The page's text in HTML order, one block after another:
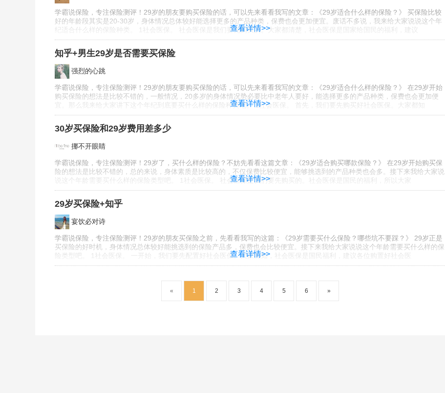
查看详情>>
学霸说保险，专注保险测评！29岁的朋友要购买保险的话，可以先来看看我写的文章：《29岁适合什么样的保险？》 买保险比较
好的年龄段其实是20-30岁，身体情况总体较好能选择更多的产品种类，保费也会更加便宜。废话不多说，我来给大家说说这个年
纪适合什么样的保险种类。 1社会医保。 社会医保是我们要先购买的。大家都清楚，社会医保是国家给国民的福利，建议
知乎+男生29岁是否需要买保险
强烈的心跳
查看详情>>
学霸说保险，专注保险测评！29岁的朋友要购买保险的话，可以先来看看我写的文章：《29岁适合什么样的保险？》 在29岁开始
购买保险的想法是比较不错的，一般情况，20多岁的身体情况势必要比中老年人要好，能选择更多的产品种类，保费也会更加便
宜。那么我来给大家讲下这个年纪到底要买什么样的保险种类吧。 1社会医保。 首先，我们要先购买好社会医保。大家都知
30岁买保险和29岁费用差多少
挪不开眼睛
查看详情>>
学霸说保险，专注保险测评！29岁了，买什么样的保险？不妨先看看这篇文章：《29岁适合购买哪款保险？》 在29岁开始购买保
险的想法是比较不错的，总的来说，身体素质是比较高的，不仅保费比较便宜，能够挑选到的产品种类也会多。接下来我给大家说
说这个年龄需要买什么样的保险类型吧。 1社会医保。 社会医保是我们要先购买的。社会医保是国民的福利，所以大家
29岁买保险+知乎
宴饮必对诗
查看详情>>
学霸说保险，专注保险测评！29岁的朋友买保险之前，先看看我写的这篇：《29岁需要买什么保险？哪些坑不要踩？》 29岁正是
买保险的好时机，身体情况总体较好能挑选到的保险产品多，保费也会比较便宜。接下来我给大家说说这个年龄需要买什么样的保
险类型吧。 1社会医保。 一开始，我们要先配置好社会医保。大家熟知，社会医保是国民福利，建议各位购置好社会医
« 1 2 3 4 5 6 »